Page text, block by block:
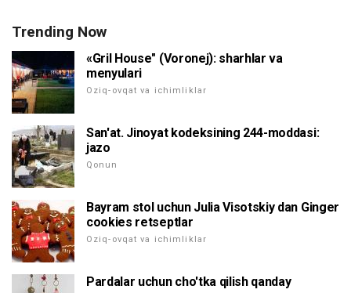
Trending Now
«Gril House" (Voronej): sharhlar va
menyulari
Oziq-ovqat va ichimliklar
San'at. Jinoyat kodeksining 244-moddasi:
jazo
Qonun
Bayram stol uchun Julia Visotskiy dan Ginger
cookies retseptlar
Oziq-ovqat va ichimliklar
Pardalar uchun cho'tka qilish qanday